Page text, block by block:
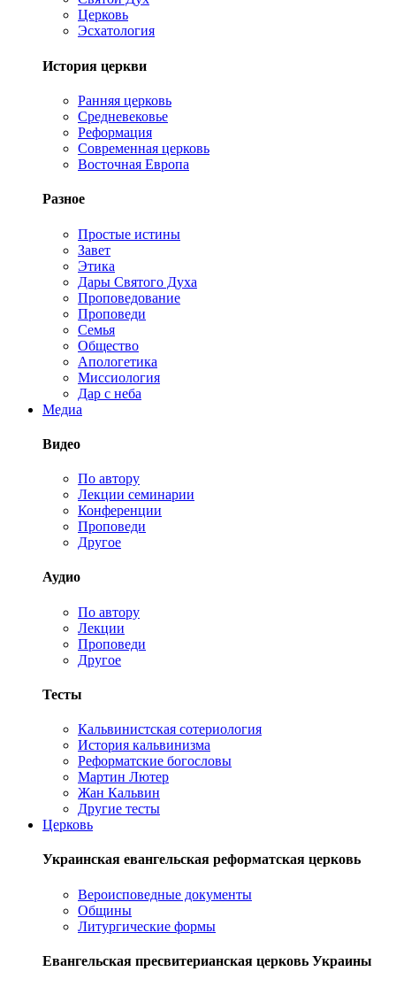
Церковь
Эсхатология
История церкви
Ранняя церковь
Средневековье
Реформация
Современная церковь
Восточная Европа
Разное
Простые истины
Завет
Этика
Дары Святого Духа
Проповедование
Проповеди
Семья
Общество
Апологетика
Миссиология
Дар с неба
Медиа
Видео
По автору
Лекции семинарии
Конференции
Проповеди
Другое
Аудио
По автору
Лекции
Проповеди
Другое
Тесты
Кальвинистская сотериология
История кальвинизма
Реформатские богословы
Мартин Лютер
Жан Кальвин
Другие тесты
Церковь
Украинская евангельская реформатская церковь
Вероисповедные документы
Общины
Литургические формы
Евангельская пресвитерианская церковь Украины